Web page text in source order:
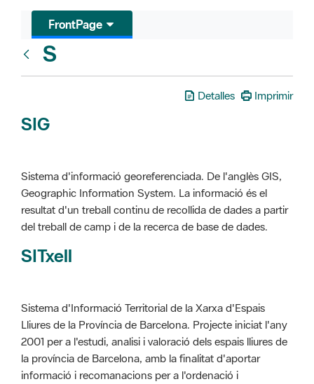
FrontPage
S
Detalles Imprimir
SIG
Sistema d'informació georeferenciada. De l'anglès GIS,
Geographic Information System. La informació és el
resultat d'un treball continu de recollida de dades a partir
del treball de camp i de la recerca de base de dades.
SITxell
Sistema d'Informació Territorial de la Xarxa d'Espais
Lliures de la Província de Barcelona. Projecte iniciat l'any
2001 per a l'estudi, analisi i valoració dels espais lliures de
la província de Barcelona, amb la finalitat d'aportar
informació i recomanacions per a l'ordenació i